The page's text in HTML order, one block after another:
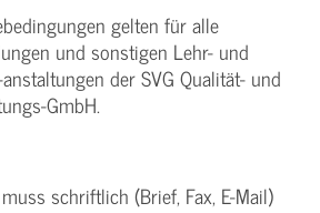
gelten für alle
und sonstigen Lehr- und
der SVG Qualität- und
GmbH.
schriftlich (Brief, Fax, E-Mail)